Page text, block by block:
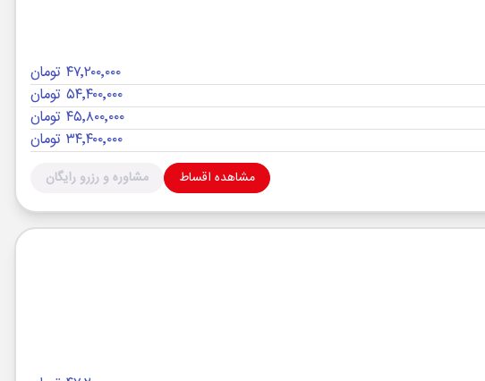
۴۷٬۲۰۰٬۰۰۰ تومان
۵۴٬۴۰۰٬۰۰۰ تومان
۴۵٬۸۰۰٬۰۰۰ تومان
۳۴٬۴۰۰٬۰۰۰ تومان
مشاهده اقساط مشاوره و رزرو رایگان